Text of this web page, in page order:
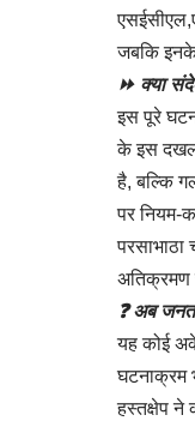
जबकि इनके
⏩ क्या
इस पूरे
के इस दखल
है, बल्कि
पर नियम-
परसाभाठा
अतिक्रमण
❓ अब
यह कोई
घटनाक्रम
हस्तक्षेप ने